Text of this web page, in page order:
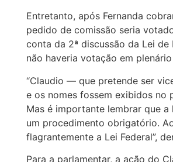
Entretanto, após Fernanda
pedido de comissão seria
conta da 2ª discussão da Lei
não haveria votação em
“Claudio — que pretende ser
e os nomes fossem exibidos no
Mas é importante lembrar que a
um procedimento obrigatório.
flagrantemente a Lei Federal”,
Para a parlamentar, a ação do